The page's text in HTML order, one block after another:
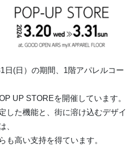
日(日）の期間、1階アパレルコー
UP STOREを開催しています。
した機能と、街に溶け込むデザイ
、
も高い支持を得ています。